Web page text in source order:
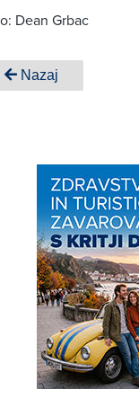
Dean Grbac
Nazaj